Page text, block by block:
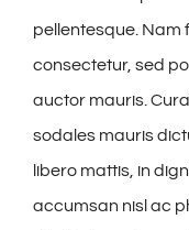
pellentesque. Nam
consectetur, sed
auctor mauris.
sodales mauris
libero mattis, in
accumsan nisl ac